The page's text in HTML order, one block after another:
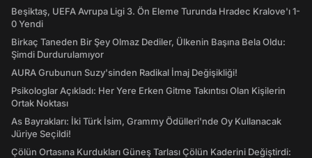
Beşiktaş, UEFA Avrupa Ligi 3. Ön Eleme Turunda Hradec Kralove'ı 1-
0 Yendi
Birkaç Taneden Bir Şey Olmaz Dediler, Ülkenin Başına Bela Oldu:
Şimdi Durdurulamıyor
AURA Grubunun Suzy'sinden Radikal İmaj Değişikliği!
Psikologlar Açıkladı: Her Yere Erken Gitme Takıntısı Olan Kişilerin
Ortak Noktası
As Bayrakları: İki Türk İsim, Grammy Ödülleri'nde Oy Kullanacak
Jüriye Seçildi!
Çölün Ortasına Kurdukları Güneş Tarlası Çölün Kaderini Değiştirdi: